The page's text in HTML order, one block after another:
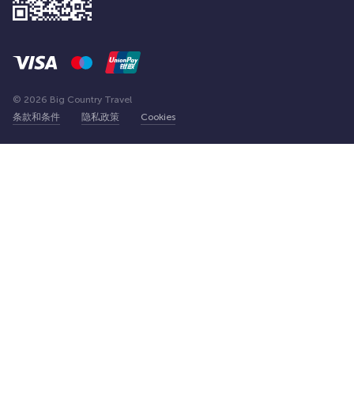
条款和条件 隐私政策 Cookies
© 2026 Big Country Travel